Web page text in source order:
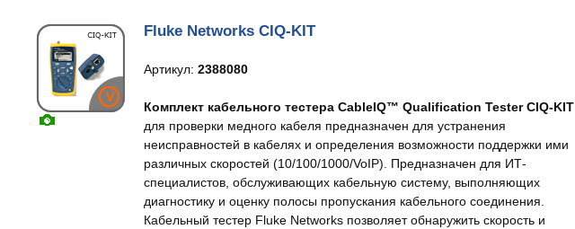
Fluke Networks CIQ-KIT
Артикул:2388080
Комплект кабельного тестера CableIQ™ Qualification Tester CIQ-KIT
для проверки медного кабеля предназначен для устранения
неисправностей в кабелях и определения возможности поддержки ими
различных скоростей (10/100/1000/VoIP). Предназначен для ИТ-
специалистов, обслуживающих кабельную систему, выполняющих
диагностику и оценку полосы пропускания кабельного соединения.
Кабельный тестер Fluke Networks позволяет обнаружить скорость и